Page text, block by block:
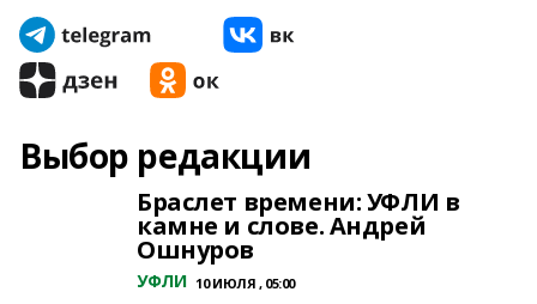
Выбор редакции
Браслет времени: УФЛИ в
камне и слове. Андрей
Ошнуров
УФЛИ 10 ИЮЛЯ , 05:00